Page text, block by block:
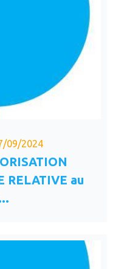
09/2024
RELATIVE au